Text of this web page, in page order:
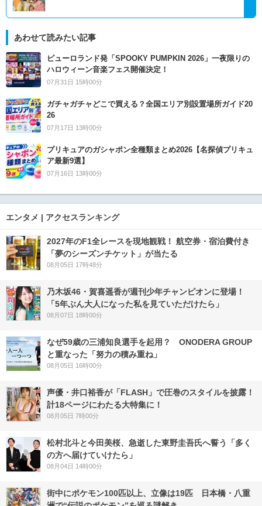
あわせて読みたい記事
ピューロランド発「SPOOKY PUMPKIN 2026」一夜限りの
ハロウィーン音楽フェス開催決定！
07月31日 15時00分
ガチャガチャどこで買える？全国エリア別設置場所ガイド20
26
07月17日 13時00分
プリキュアのガシャポン全種類まとめ2026【名探偵プリキュ
ア最新9選】
07月16日 13時00分
エンタメ | アクセスランキング
2027年のF1全レースを現地観戦！ 航空券・宿泊費付き
「夢のシーズンチケット」が当たる
08月05日 17時48分
乃木坂46・賀喜遥香が週刊少年チャンピオンに登場！
「5年ぶん大人になった私を見ていただけたら」
08月07日 18時00分
なぜ59歳の三浦知良選手を起用？ ONODERA GROUP
と重なった「努力の積み重ね」
08月05日 16時00分
声優・井口裕香が「FLASH」で圧巻のスタイルを披露！
計18ページにわたる大特集に！
08月05日 7時00分
松村北斗と今田美桜、急逝した東野圭吾氏へ誓う「多く
の方へ届けていけたら」
08月04日 14時00分
街中にポケモン100匹以上、立像は19匹 日本橋・八重